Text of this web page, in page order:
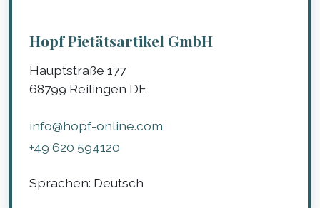
Hopf Pietätsartikel GmbH
Hauptstraße 177
68799 Reilingen DE
info@hopf-online.com
+49 620 594120
Sprachen: Deutsch